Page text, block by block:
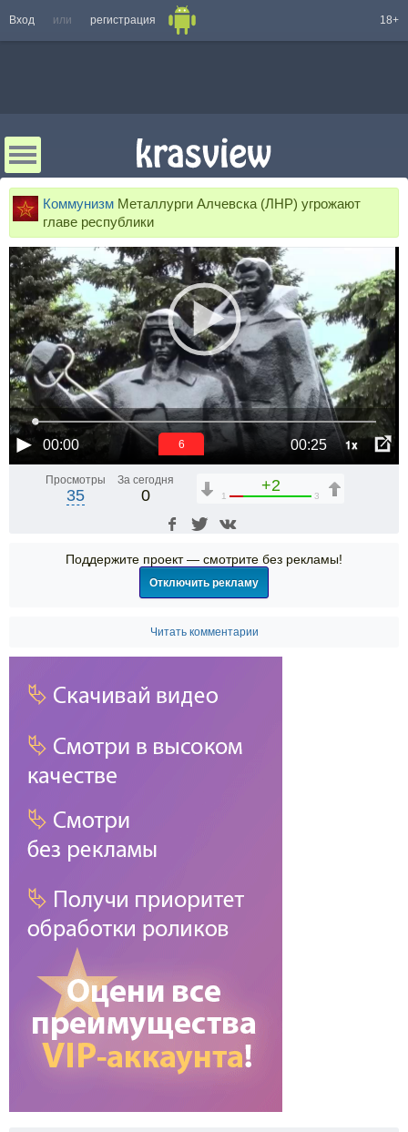
Вход или регистрация 18+
Коммунизм Металлурги Алчевска (ЛНР) угрожают
главе республики
00:00 00:25 1x
6
Просмотры
35
За сегодня
0
+2
1 3
Поддержите проект — смотрите без рекламы!
Отключить рекламу
Читать комментарии